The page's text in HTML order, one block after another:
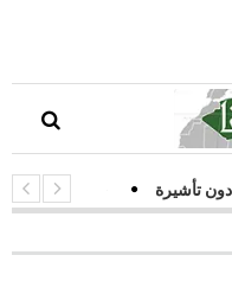
- قفزة نوعية في التحول